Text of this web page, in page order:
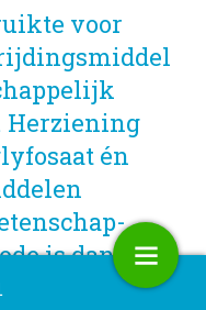
voor
Herziening
én
is dan ook